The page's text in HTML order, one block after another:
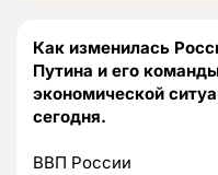
Как изменилась
Путина и его
экономической
сегодня.
ВВП России